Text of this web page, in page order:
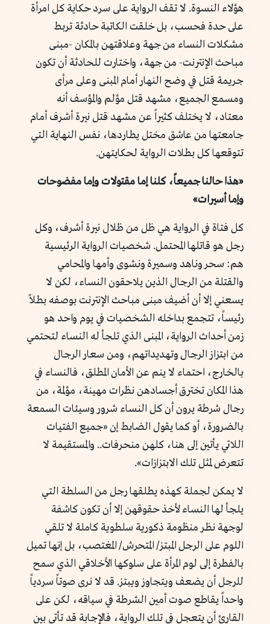
هؤلاء النسوة. لا تقف الرواية على سرد حكاية كل امرأة
على حدة فحسب، بل خلقت الكاتبة حادثة تربط
مشكلات النساء من جهة وعلاقتهن بالمكان -مبنى
مباحث الإنترنت- من جهة، واختارت للحادثة أن تكون
جريمة قتل في وضح النهار أمام المبنى وعلى مرأى
ومسمع الجميع، مشهد قتل مؤلم والمؤسف أنه
معتاد، لا يختلف كثيراً عن مشهد قتل نيرة أشرف أمام
جامعتها من عاشق مختل يطاردها، نفس النهاية التي
تتوقعها كل بطلات الرواية لحكايتهن.
«هذا حالنا جميعاً، كلنا إما مقتولات وإما مفضوحات
وإما أسيرات»
كل فتاة في الرواية هي ظل من ظلال نيرة أشرف، وكل
رجل هو قاتلها المحتمل. شخصيات الرواية الرئيسية
هم: سحر وناهد وسميرة ونشوى وأمها والمحامي
والقتلة من الرجال الذين يلاحقون النساء، لكن لا
يسعني إلا أن أضيف مبنى مباحث الإنترنت بوصفه بطلاً
رئيساً، تتجمع بداخله الشخصيات في يوم واحد هو
زمن أحداث الرواية، المبنى الذي تلجأ له النساء لتحتمي
من ابتزاز الرجال وتهديداتهم، ومن سعار الرجال
بالخارج، احتماء لا ينم عن الأمان المطلق، فالنساء في
هذا المكان تخترق أجسادهن نظرات مهينة، مؤلمة، من
رجال شرطة يرون أن كل النساء شرور وسيئات السمعة
بالضرورة، أو كما يقول الضابط إن «جميع الفتيات
اللاتي يأتين إلى هنا، كلهن منحرفات.. والمستقيمة لا
تتعرض لمثل تلك الابتزازات».
لا يمكن لجملة كهذه يطلقها رجل من السلطة التي
يلجأ لها النساء لأخذ حقوقهن إلا أن تكون كاشفة
لوجهة نظر منظومة ذكورية سلطوية كاملة لا تلقي
اللوم على الرجل المبتز/ المتحرش/ المغتصب، بل إنها تميل
بالفطرة إلى لوم المرأة على سلوكها الأخلاقي الذي سمح
للرجل أن يضعف ويتجاوز ويبتز. قد لا نرى صوتاً سردياً
واحداً يقاطع صوت أمين الشرطة في سياقه، لكن على
القارئ أن يتعجل في تلك الرواية، فالإجابة قد تأتي بين